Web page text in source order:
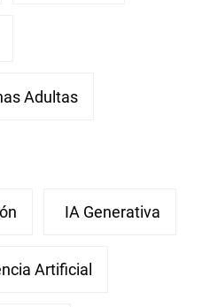
Adultas
IA Generativa
Artificial